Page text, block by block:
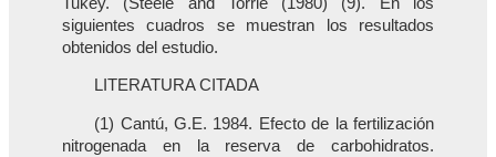
siguientes cuadros se muestran los resultados
obtenidos del estudio.
LITERATURA CITADA
(1) Cantú, G.E. 1984. Efecto de la fertilización
nitrogenada en la reserva de carbohidratos.